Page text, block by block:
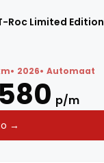
Roc Limited Edition
2026 Automaat
p/m
→